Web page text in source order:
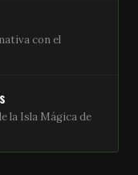
con el
la Isla Mágica de